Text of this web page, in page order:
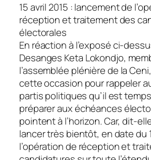
15 avril 2015 : lancement de
réception et traitement des
électorales
En réaction à l’exposé ci-
Desanges Keta Lokondjo,
l’assemblée plénière de la
cette occasion pour rappeler
partis politiques qu’il est
préparer aux échéances
pointent à l’horizon. Car, dit-
lancer très bientôt, en date du
l’opération de réception et